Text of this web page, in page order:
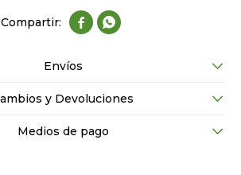
 
Envíos
y Devoluciones
Medios de pago